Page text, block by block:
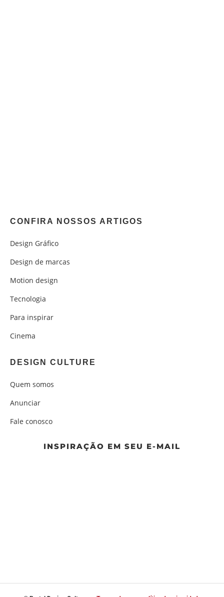
CONFIRA NOSSOS ARTIGOS
Design Gráfico
Design de marcas
Motion design
Tecnologia
Para inspirar
Cinema
DESIGN CULTURE
Quem somos
Anunciar
Fale conosco
INSPIRAÇÃO EM SEU E-MAIL